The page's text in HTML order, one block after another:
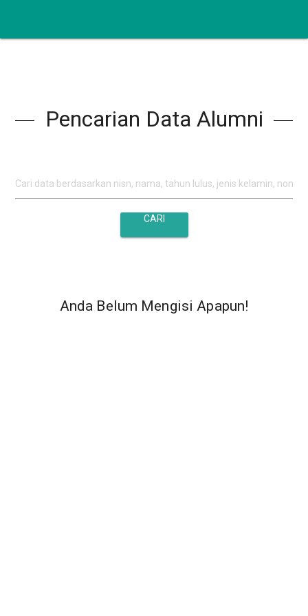
Pencarian Data Alumni
Anda Belum Mengisi Apapun!